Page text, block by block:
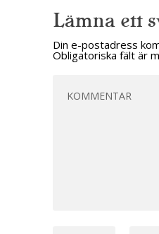
Lämna ett
Din e-postadress
Obligatoriska fält är